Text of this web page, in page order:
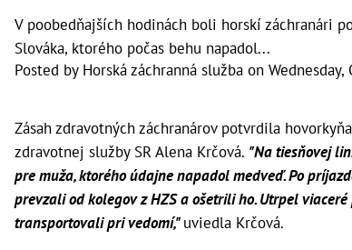
V poobedňajších hodinách boli horskí záchranári
Slováka, ktorého počas behu napadol...
Posted by Horská záchranná služba on
Zásah zdravotných záchranárov potvrdila
zdravotnej služby SR Alena Krčová. "Na tiesňovej
pre muža, ktorého údajne napadol medveď. Po
prevzali od kolegov z HZS a ošetrili ho. Utrpel
transportovali pri vedomí,"uviedla Krčová.